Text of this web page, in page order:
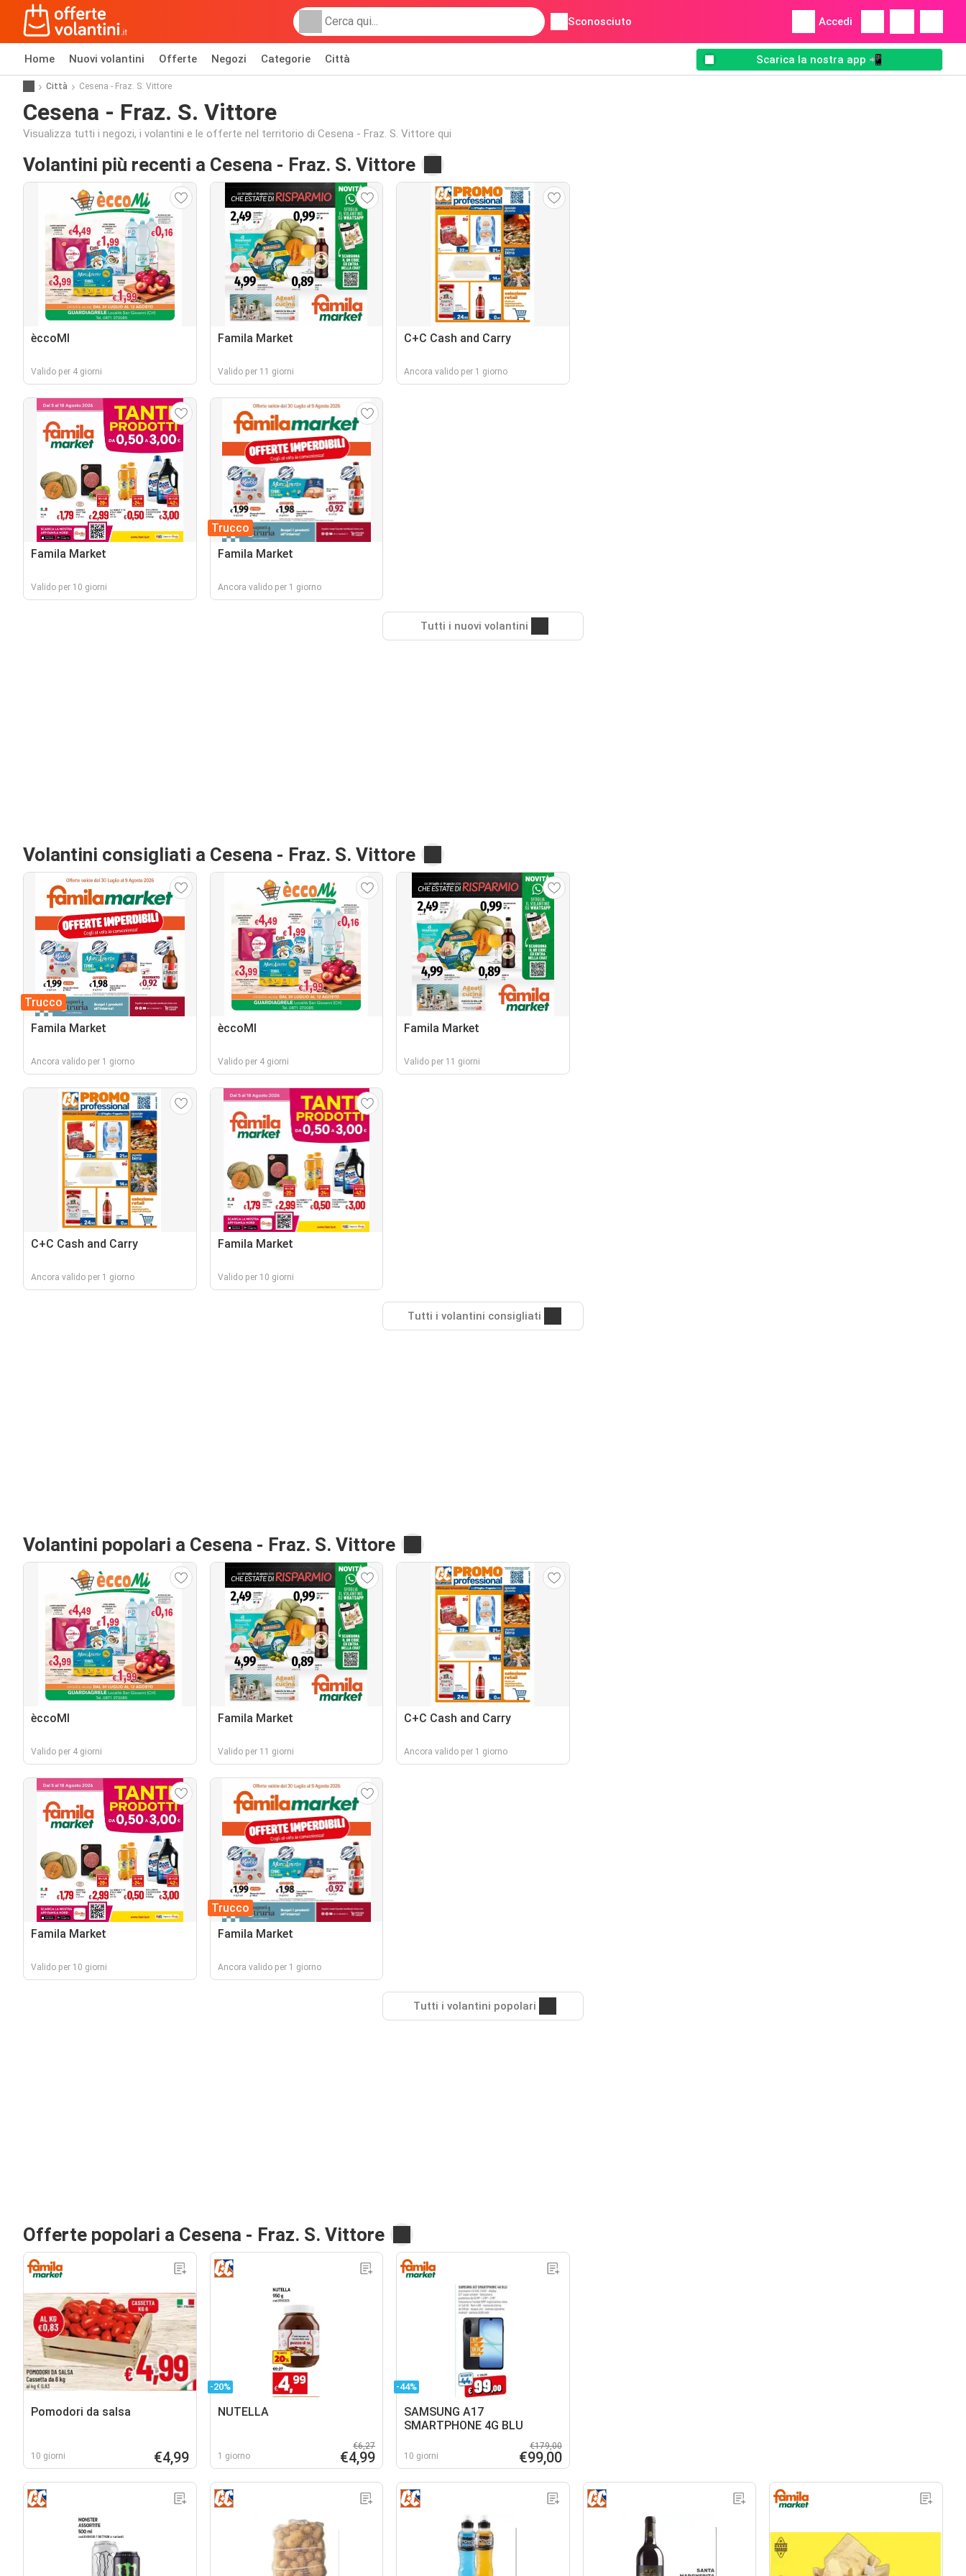
Sconosciuto Accedi
Home Nuovi volantini Offerte Negozi Categorie Città Scarica la nostra app 📲
Città Cesena - Fraz. S. Vittore
Cesena - Fraz. S. Vittore
Visualizza tutti i negozi, i volantini e le offerte nel territorio di Cesena - Fraz. S. Vittore qui
Volantini più recenti a Cesena - Fraz. S. Vittore
èccoMI
Valido per 4 giorni
Famila Market
Valido per 11 giorni
C+C Cash and Carry
Ancora valido per 1 giorno
Famila Market
Valido per 10 giorni
Trucco
Famila Market
Ancora valido per 1 giorno
Tutti i nuovi volantini
Volantini consigliati a Cesena - Fraz. S. Vittore
Trucco
Famila Market
Ancora valido per 1 giorno
èccoMI
Valido per 4 giorni
Famila Market
Valido per 11 giorni
C+C Cash and Carry
Ancora valido per 1 giorno
Famila Market
Valido per 10 giorni
Tutti i volantini consigliati
Volantini popolari a Cesena - Fraz. S. Vittore
èccoMI
Valido per 4 giorni
Famila Market
Valido per 11 giorni
C+C Cash and Carry
Ancora valido per 1 giorno
Famila Market
Valido per 10 giorni
Trucco
Famila Market
Ancora valido per 1 giorno
Tutti i volantini popolari
Offerte popolari a Cesena - Fraz. S. Vittore
Pomodori da salsa
10 giorni €4,99
-20%
NUTELLA
1 giorno
€6,27
€4,99
-44%
SAMSUNG A17
SMARTPHONE 4G BLU
10 giorni
€179,00
€99,00